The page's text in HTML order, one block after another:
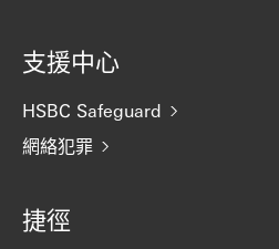
支援中心
HSBC Safeguard
網絡犯罪
捷徑